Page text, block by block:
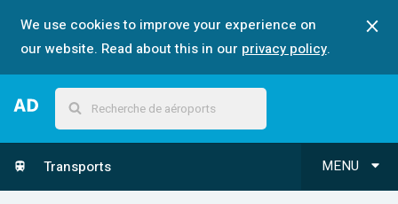
We use cookies to improve your experience on
our website. Read about this in our privacy policy.
MENU
Transports